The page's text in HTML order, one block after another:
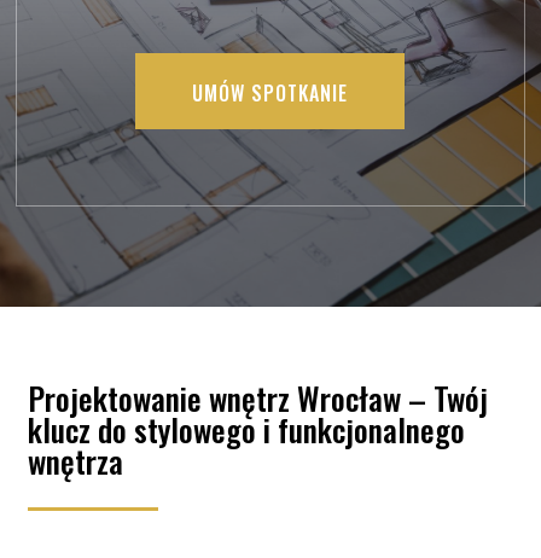
UMÓW SPOTKANIE
Projektowanie wnętrz Wrocław – Twój
klucz do stylowego i funkcjonalnego
wnętrza